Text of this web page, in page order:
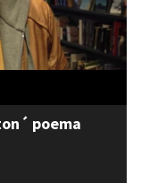
poema